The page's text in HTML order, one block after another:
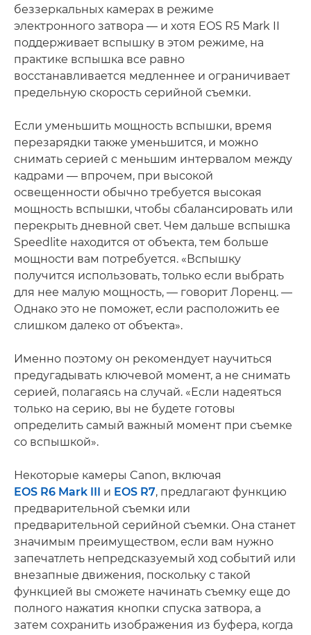
беззеркальных камерах в режиме
электронного затвора — и хотя EOS R5 Mark II
поддерживает вспышку в этом режиме, на
практике вспышка все равно
восстанавливается медленнее и ограничивает
предельную скорость серийной съемки.
Если уменьшить мощность вспышки, время
перезарядки также уменьшится, и можно
снимать серией с меньшим интервалом между
кадрами — впрочем, при высокой
освещенности обычно требуется высокая
мощность вспышки, чтобы сбалансировать или
перекрыть дневной свет. Чем дальше вспышка
Speedlite находится от объекта, тем больше
мощности вам потребуется. «Вспышку
получится использовать, только если выбрать
для нее малую мощность, — говорит Лоренц. —
Однако это не поможет, если расположить ее
слишком далеко от объекта».
Именно поэтому он рекомендует научиться
предугадывать ключевой момент, а не снимать
серией, полагаясь на случай. «Если надеяться
только на серию, вы не будете готовы
определить самый важный момент при съемке
со вспышкой».
Некоторые камеры Canon, включая
EOS R6 Mark III и EOS R7, предлагают функцию
предварительной съемки или
предварительной серийной съемки. Она станет
значимым преимуществом, если вам нужно
запечатлеть непредсказуемый ход событий или
внезапные движения, поскольку с такой
функцией вы сможете начинать съемку еще до
полного нажатия кнопки спуска затвора, а
затем сохранить изображения из буфера, когда